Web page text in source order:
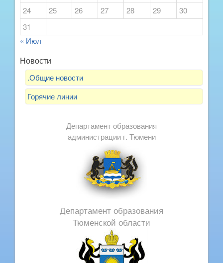
24
25 26 27 28 29
30
31
« Июл
Новости
.Общие новости
Горячие линии
Департамент образования
администрации г. Тюмени
Департамент образования
Тюменской области